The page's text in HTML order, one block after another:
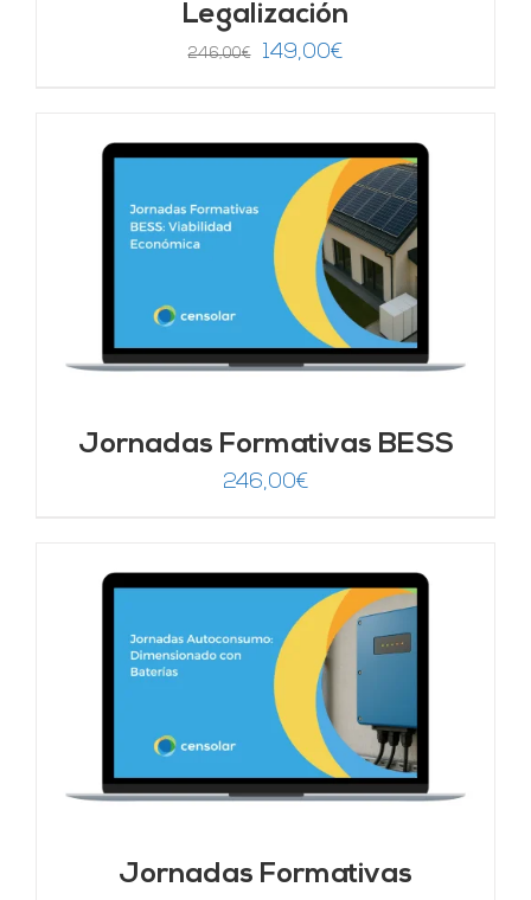
Legalización
246,00€
El
era:
246,00€.
149,00€El
es:
149,00€.
Jornadas Formativas BESS
246,00€
Jornadas Formativas